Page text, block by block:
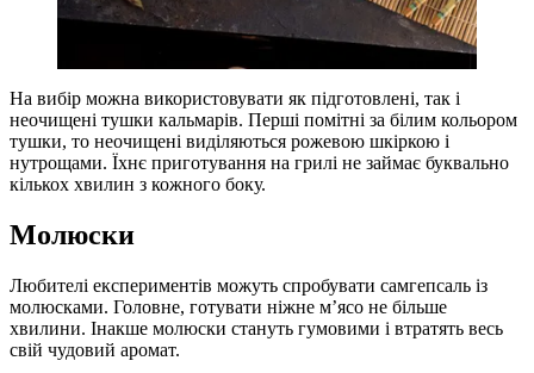
На вибір можна використовувати як підготовлені, так і
неочищені тушки кальмарів. Перші помітні за білим кольором
тушки, то неочищені виділяються рожевою шкіркою і
нутрощами. Їхнє приготування на грилі не займає буквально
кількох хвилин з кожного боку.
Молюски
Любителі експериментів можуть спробувати самгепсаль із
молюсками. Головне, готувати ніжне м’ясо не більше
хвилини. Інакше молюски стануть гумовими і втратять весь
свій чудовий аромат.